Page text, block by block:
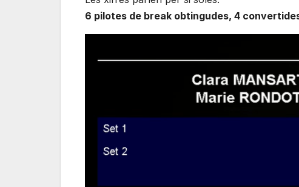
6 pilotes de break obtingudes, 4